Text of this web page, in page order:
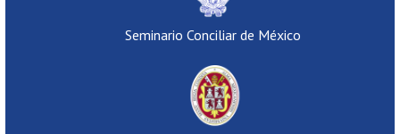
Seminario Conciliar de México